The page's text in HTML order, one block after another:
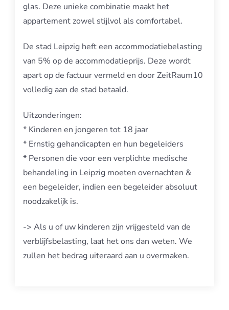
glas. Deze unieke combinatie maakt het
appartement zowel stijlvol als comfortabel.
De stad Leipzig heft een accommodatiebelasting
van 5% op de accommodatieprijs. Deze wordt
apart op de factuur vermeld en door ZeitRaum10
volledig aan de stad betaald.
Uitzonderingen:
* Kinderen en jongeren tot 18 jaar
* Ernstig gehandicapten en hun begeleiders
* Personen die voor een verplichte medische
behandeling in Leipzig moeten overnachten &
een begeleider, indien een begeleider absoluut
noodzakelijk is.
-> Als u of uw kinderen zijn vrijgesteld van de
verblijfsbelasting, laat het ons dan weten. We
zullen het bedrag uiteraard aan u overmaken.